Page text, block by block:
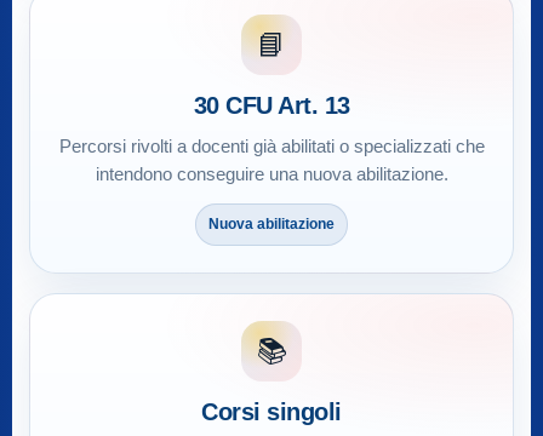
📘
30 CFU Art. 13
Percorsi rivolti a docenti già abilitati o specializzati che
intendono conseguire una nuova abilitazione.
Nuova abilitazione
📚
Corsi singoli